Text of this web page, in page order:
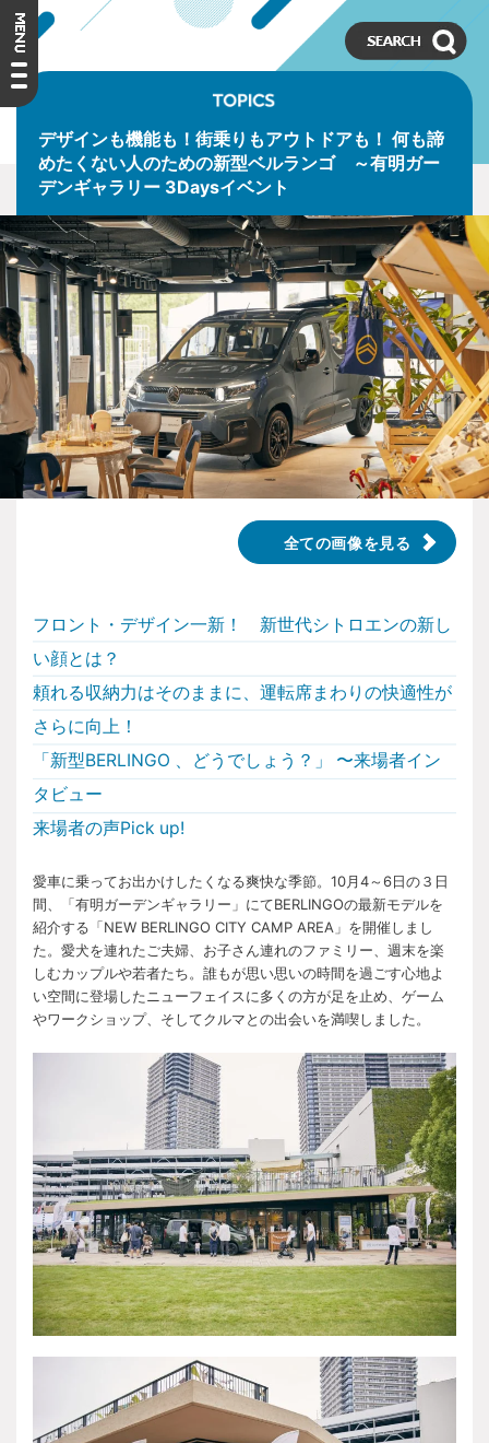
デザインも機能も！街乗りもアウトドアも！ 何も諦
めたくない人のための新型ベルランゴ ～有明ガー
デンギャラリー 3Daysイベント
全ての画像を見る
フロント・デザイン一新！ 新世代シトロエンの新し
い顔とは？
頼れる収納力はそのままに、運転席まわりの快適性が
さらに向上！
「新型BERLINGO 、どうでしょう？」 〜来場者イン
タビュー
来場者の声Pick up!
愛車に乗ってお出かけしたくなる爽快な季節。10月4～6日の３日
間、「有明ガーデンギャラリー」にてBERLINGOの最新モデルを
紹介する「NEW BERLINGO CITY CAMP AREA」を開催しまし
た。愛犬を連れたご夫婦、お子さん連れのファミリー、週末を楽
しむカップルや若者たち。誰もが思い思いの時間を過ごす心地よ
い空間に登場したニューフェイスに多くの方が足を止め、ゲーム
やワークショップ、そしてクルマとの出会いを満喫しました。